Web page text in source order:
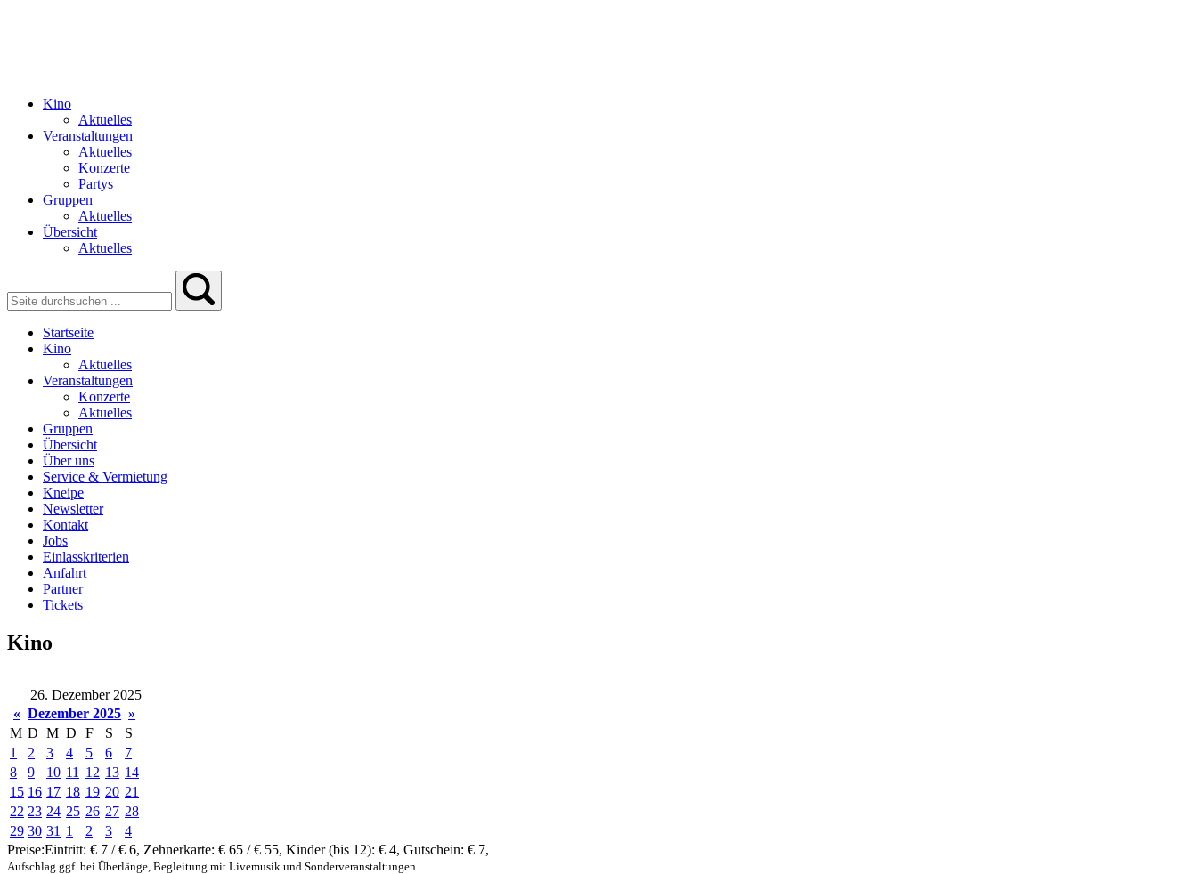
Kino
Aktuelles
Veranstaltungen
Aktuelles
Konzerte
Partys
Gruppen
Aktuelles
Übersicht
Aktuelles
Startseite
Kino
Aktuelles
Veranstaltungen
Konzerte
Aktuelles
Gruppen
Übersicht
Über uns
Service & Vermietung
Kneipe
Newsletter
Kontakt
Jobs
Einlasskriterien
Anfahrt
Partner
Tickets
Kino
26. Dezember 2025
« Dezember 2025 »
M D M D F S
S
1
2 3 4 5 6
7
8
9 10 11 12 13 14
15 16 17 18 19 20 21
22 23 24 25 26 27 28
29 30 31 1 2 3
4
Preise:Eintritt: € 7 / € 6, Zehnerkarte: € 65 / € 55, Kinder (bis 12): € 4, Gutschein: € 7,
Aufschlag ggf. bei Überlänge, Begleitung mit Livemusik und Sonderveranstaltungen